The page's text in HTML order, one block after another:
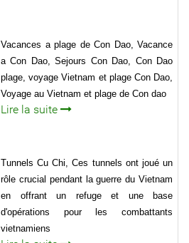
Vacances a plage de Con Dao, Vacance
a Con Dao, Sejours Con Dao, Con Dao
plage, voyage Vietnam et plage Con Dao,
Voyage au Vietnam et plage de Con dao
Lire la suite
Tunnels Cu Chi, Ces tunnels ont joué un
rôle crucial pendant la guerre du Vietnam
en offrant un refuge et une base
d'opérations pour les combattants
vietnamiens